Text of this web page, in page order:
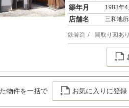
築年月 1983年
店舗名 三和地
鉄骨造 間取り図あり
物件を一括で お気に入りに登録